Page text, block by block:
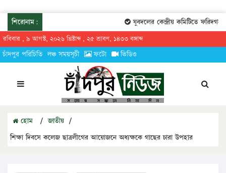
শিরোনাম: যুবদলের কেন্দ্রীয় কমিটিতে
রবিবার , ৯ আগস্ট, ২০২৬ খ্রিষ্টাব্দ , ২৫ শ্রাবণ, ১৪৩৩ বঙ্গাব্দ
চাঁদপুর পরিচিতি লঞ্চ সময়সূচী ফটো ভিডিও
হোম / জাতীয় /
শিক্ষা দিবসে কলেজ ছাত্রলীগের আয়োজনে অধ্যক্ষকে গাছের চারা উপহার